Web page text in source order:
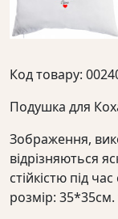
Код товару:
Подушка для
Зображення,
відрізняються
стійкістю під час
розмір: